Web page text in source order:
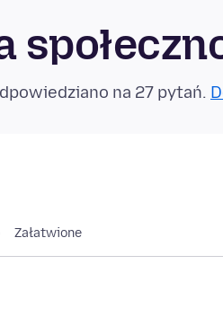
na 27 pytań.
Załatwione